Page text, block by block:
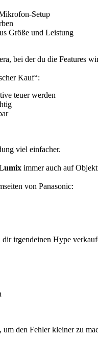
Setup
Größe und Leistung
bei der du die Features
Kauf“:
teuer werden
viel einfacher.
immer auch auf
von Panasonic:
irgendeinen Hype
den Fehler kleiner zu